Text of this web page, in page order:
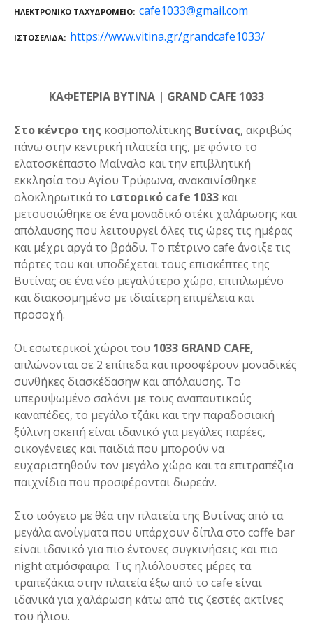
ΗΛΕΚΤΡΟΝΙΚΌ ΤΑΧΥΔΡΟΜΕΊΟ cafe1033@gmail.com
ΙΣΤΟΣΕΛΊΔΑ https://www.vitina.gr/grandcafe1033/
ΚΑΦΕΤΕΡΙΑ ΒΥΤΙΝΑ | GRAND CAFE 1033
Στο κέντρο της κοσμοπολίτικης Βυτίνας, ακριβώς
πάνω στην κεντρική πλατεία της, με φόντο το
ελατοσκέπαστο Μαίναλο και την επιβλητική
εκκλησία του Αγίου Τρύφωνα, ανακαινίσθηκε
ολοκληρωτικά το ιστορικό cafe 1033 και
μετουσιώθηκε σε ένα μοναδικό στέκι χαλάρωσης και
απόλαυσης που λειτουργεί όλες τις ώρες τις ημέρας
και μέχρι αργά το βράδυ. Το πέτρινο cafe άνοιξε τις
πόρτες του και υποδέχεται τους επισκέπτες της
Βυτίνας σε ένα νέο μεγαλύτερο χώρο, επιπλωμένο
και διακοσμημένο με ιδιαίτερη επιμέλεια και
προσοχή.
Οι εσωτερικοί χώροι του 1033 GRAND CAFE,
απλώνονται σε 2 επίπεδα και προσφέρουν μοναδικές
συνθήκες διασκέδασηw και απόλαυσης. Το
υπερυψωμένο σαλόνι με τους αναπαυτικούς
καναπέδες, το μεγάλο τζάκι και την παραδοσιακή
ξύλινη σκεπή είναι ιδανικό για μεγάλες παρέες,
οικογένειες και παιδιά που μπορούν να
ευχαριστηθούν τον μεγάλο χώρο και τα επιτραπέζια
παιχνίδια που προσφέρονται δωρεάν.
Στο ισόγειο με θέα την πλατεία της Βυτίνας από τα
μεγάλα ανοίγματα που υπάρχουν δίπλα στο coffe bar
είναι ιδανικό για πιο έντονες συγκινήσεις και πιο
night ατμόσφαιρα. Τις ηλιόλουστες μέρες τα
τραπεζάκια στην πλατεία έξω από το cafe είναι
ιδανικά για χαλάρωση κάτω από τις ζεστές ακτίνες
του ήλιου.